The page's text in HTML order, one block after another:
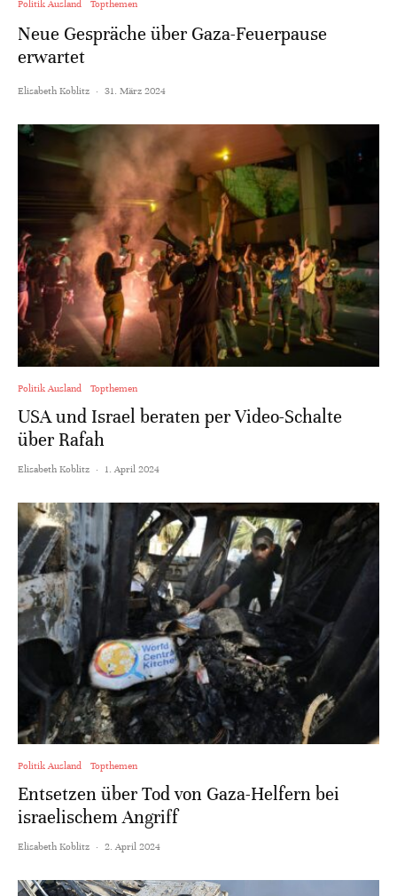
Politik Ausland Topthemen
Neue Gespräche über Gaza-Feuerpause
erwartet
Elisabeth Koblitz · 31. März 2024
Politik Ausland Topthemen
USA und Israel beraten per Video-Schalte
über Rafah
Elisabeth Koblitz · 1. April 2024
Politik Ausland Topthemen
Entsetzen über Tod von Gaza-Helfern bei
israelischem Angriff
Elisabeth Koblitz · 2. April 2024